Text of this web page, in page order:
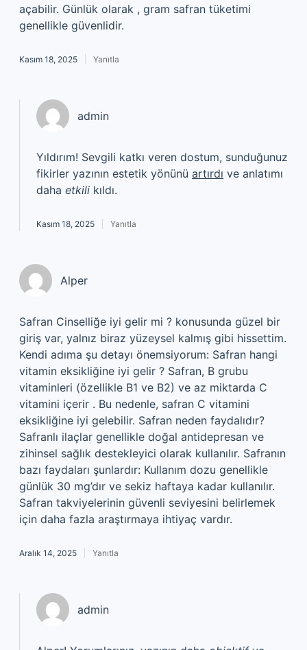
açabilir. Günlük olarak , gram safran tüketimi
genellikle güvenlidir.
Kasım 18, 2025 Yanıtla
admin
Yıldırım! Sevgili katkı veren dostum, sunduğunuz
fikirler yazının estetik yönünü artırdı ve anlatımı
daha etkili kıldı.
Kasım 18, 2025 Yanıtla
Alper
Safran Cinselliğe iyi gelir mi ? konusunda güzel bir
giriş var, yalnız biraz yüzeysel kalmış gibi hissettim.
Kendi adıma şu detayı önemsiyorum: Safran hangi
vitamin eksikliğine iyi gelir ? Safran, B grubu
vitaminleri (özellikle B1 ve B2) ve az miktarda C
vitamini içerir . Bu nedenle, safran C vitamini
eksikliğine iyi gelebilir. Safran neden faydalıdır?
Safranlı ilaçlar genellikle doğal antidepresan ve
zihinsel sağlık destekleyici olarak kullanılır. Safranın
bazı faydaları şunlardır: Kullanım dozu genellikle
günlük 30 mg’dır ve sekiz haftaya kadar kullanılır.
Safran takviyelerinin güvenli seviyesini belirlemek
için daha fazla araştırmaya ihtiyaç vardır.
Aralık 14, 2025 Yanıtla
admin